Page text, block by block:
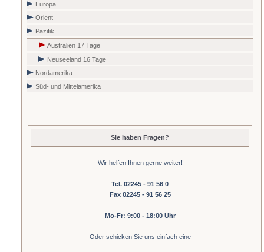
Europa
Orient
Pazifik
Australien 17 Tage
Neuseeland 16 Tage
Nordamerika
Süd- und Mittelamerika
Sie haben Fragen?
Wir helfen Ihnen gerne weiter!
Tel. 02245 - 91 56 0
Fax 02245 - 91 56 25
Mo-Fr: 9:00 - 18:00 Uhr
Oder schicken Sie uns einfach eine